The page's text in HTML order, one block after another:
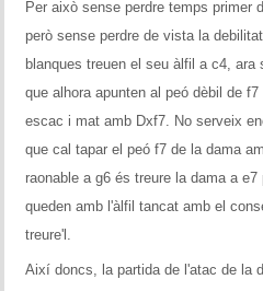
Per això sense perdre temps primer
però sense perdre de vista la
blanques treuen el seu àlfil a c4,
que alhora apunten al peó dèbil de
escac i mat amb Dxf7. No serveix
que cal tapar el peó f7 de la dama
raonable a g6 és treure la dama a
queden amb l'àlfil tancat amb el
treure'l.
Així doncs, la partida de l'atac de la